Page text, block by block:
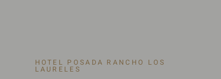
HOTEL POSADA RANCHO LOS
LAURELES